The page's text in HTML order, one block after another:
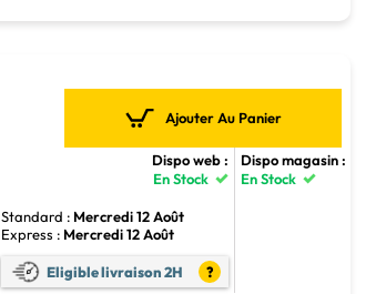
Ajouter Au Panier
Dispo web :
En Stock
Standard : Mercredi 12 Août
Express : Mercredi 12 Août
Eligible livraison 2H ?
Dispo magasin :
En Stock